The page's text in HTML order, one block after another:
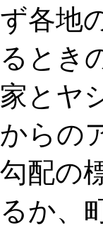
ず各地
るとき
家とヤ
からの
勾配の
るか、